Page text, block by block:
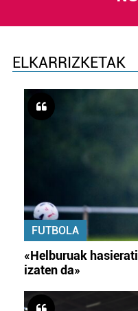
ELKARRIZKETAK
FUTBOLA
«Helburuak
izaten da»